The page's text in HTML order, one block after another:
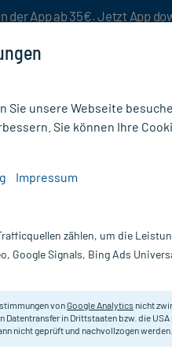
der App ab 35€. Jetzt App
Versand* ab 19€
Lebensmittel für
Darreichung:
Sie unsere Webseite
Sie können Ihre
Impressum
zählen, um die
Google Signals, Bing Ads
vonGoogle Analytics nicht
Datentransfer in Drittstaaten bzw. die
nicht geprüft und nachvollzogen werden.